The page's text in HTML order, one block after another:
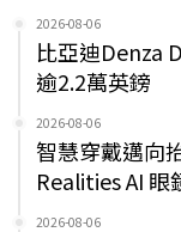
2026-08-06
比亞迪Denza
逾2.2萬英鎊
2026-08-06
智慧穿戴邁向
Realities AI 眼
2026-08-06